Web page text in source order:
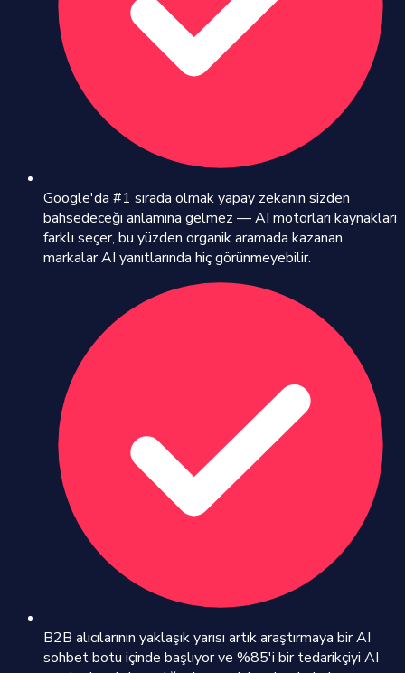
Google'da #1 sırada olmak yapay zekanın sizden
bahsedeceği anlamına gelmez — AI motorları kaynakları
farklı seçer, bu yüzden organik aramada kazanan
markalar AI yanıtlarında hiç görünmeyebilir.
B2B alıcılarının yaklaşık yarısı artık araştırmaya bir AI
sohbet botu içinde başlıyor ve %85'i bir tedarikçiyi AI